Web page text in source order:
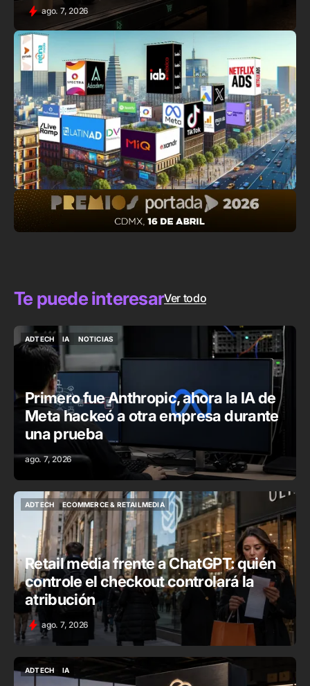
ago. 7, 2026
Te puede interesarVer todo
ADTECH
ADTECH
IA
NOTICIAS
Primero fue Anthropic, ahora la IA de
Meta hackeó a otra empresa durante
una prueba
ago. 7, 2026
ADTECH
ADTECH
ECOMMERCE & RETAILMEDIA
ECOMMERCE & RETAILMEDIA
Retail media frente a ChatGPT: quién
controle el checkout controlará la
atribución
ago. 7, 2026
ADTECH
IA